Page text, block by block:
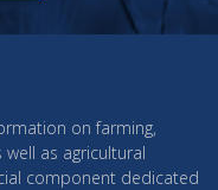
on farming,
as agricultural
component dedicated